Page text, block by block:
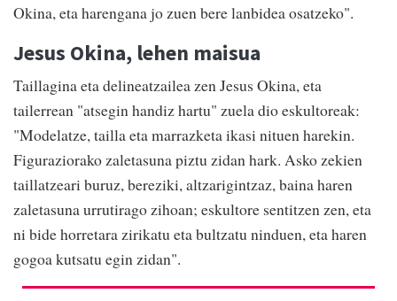
Okina, eta harengana jo zuen bere lanbidea osatzeko".
Jesus Okina, lehen maisua
Taillagina eta delineatzailea zen Jesus Okina, eta
tailerrean "atsegin handiz hartu" zuela dio eskultoreak:
"Modelatze, tailla eta marrazketa ikasi nituen harekin.
Figuraziorako zaletasuna piztu zidan hark. Asko zekien
taillatzeari buruz, bereziki, altzarigintzaz, baina haren
zaletasuna urrutirago zihoan; eskultore sentitzen zen, eta
ni bide horretara zirikatu eta bultzatu ninduen, eta haren
gogoa kutsatu egin zidan".